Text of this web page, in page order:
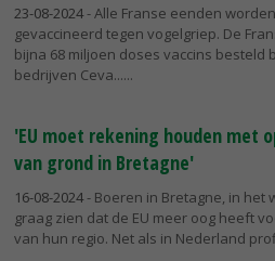
23-08-2024- Alle Franse eenden
gevaccineerd tegen vogelgriep. De
bijna 68 miljoen doses vaccins besteld
bedrijven Ceva...
'EU moet rekening houden met
van grond in Bretagne'
16-08-2024- Boeren in Bretagne, in het
graag zien dat de EU meer oog heeft
van hun regio. Net als in Nederland